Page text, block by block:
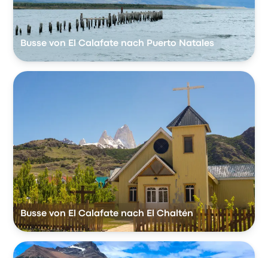
Busse von El Calafate nach Puerto Natales
Busse von El Calafate nach El Chaltén